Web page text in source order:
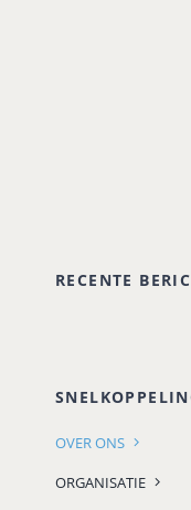
RECENTE
OVER ONS
ORGANISATIE